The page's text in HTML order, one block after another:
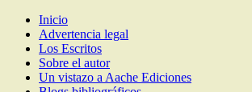
Los Escritos de Herrera Casado
Artículos y comentarios sobre Guadalajara
Inicio
Advertencia legal
Los Escritos
Sobre el autor
Un vistazo a Aache Ediciones